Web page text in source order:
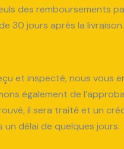
des remboursements
30 jours après la livraison.
et inspecté, nous vous
également de
il sera traité et un
un délai de quelques jours.